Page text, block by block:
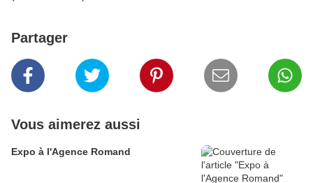
Partager
Vous aimerez aussi
Expo à l'Agence Romand